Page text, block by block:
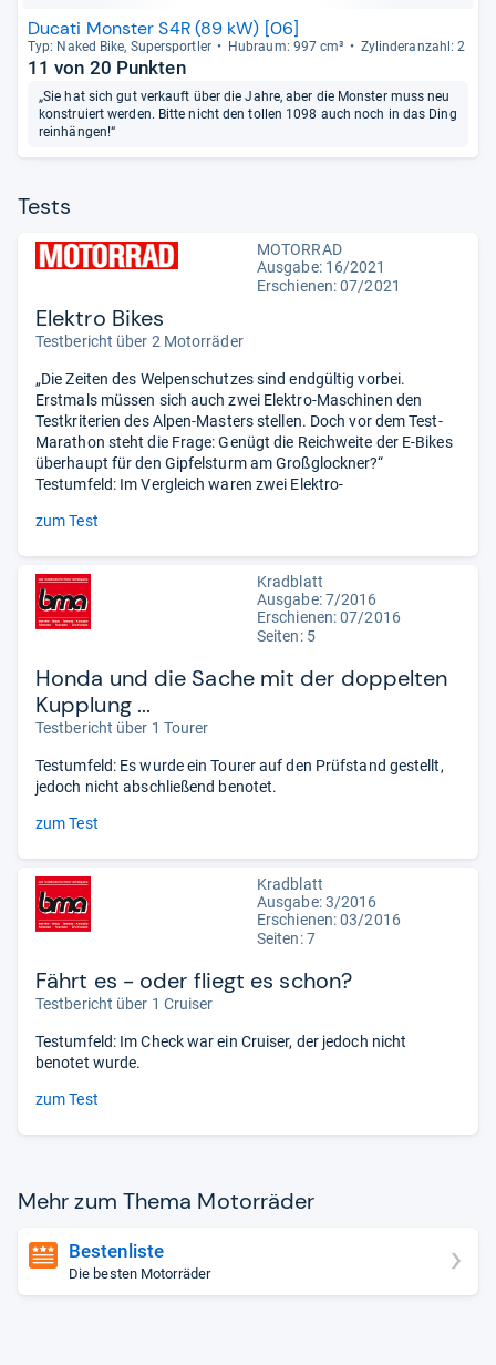
Ducati Monster S4R (89 kW) [06]
Typ: Naked Bike, Super­sport­ler Hub­raum: 997 cm³ Zylin­deran­zahl: 2
11 von 20 Punkten
„Sie hat sich gut verkauft über die Jahre, aber die Monster muss neu
konstruiert werden. Bitte nicht den tollen 1098 auch noch in das Ding
reinhängen!“
Tests
MOTORRAD
Ausgabe: 16/2021
Erschienen: 07/2021
Elektro Bikes
Testbericht über 2 Motorräder
„Die Zeiten des Welpenschutzes sind endgültig vorbei.
Erstmals müssen sich auch zwei Elektro-Maschinen den
Testkriterien des Alpen-Masters stellen. Doch vor dem Test-
Marathon steht die Frage: Genügt die Reichweite der E-Bikes
überhaupt für den Gipfelsturm am Großglockner?“
Testumfeld: Im Vergleich waren zwei Elektro-
zum Test
Kradblatt
Ausgabe: 7/2016
Erschienen: 07/2016
Seiten: 5
Honda und die Sache mit der doppelten
Kupplung ...
Testbericht über 1 Tourer
Testumfeld: Es wurde ein Tourer auf den Prüfstand gestellt,
jedoch nicht abschließend benotet.
zum Test
Kradblatt
Ausgabe: 3/2016
Erschienen: 03/2016
Seiten: 7
Fährt es - oder fliegt es schon?
Testbericht über 1 Cruiser
Testumfeld: Im Check war ein Cruiser, der jedoch nicht
benotet wurde.
zum Test
Mehr zum Thema Motor­rä­der
Bestenliste
Die besten Motorräder